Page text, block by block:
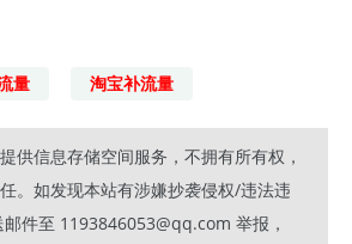
量 淘宝补流量
供信息存储空间服务，不拥有所有权，
。如发现本站有涉嫌抄袭侵权/违法违
件至 1193846053@qq.com 举报，